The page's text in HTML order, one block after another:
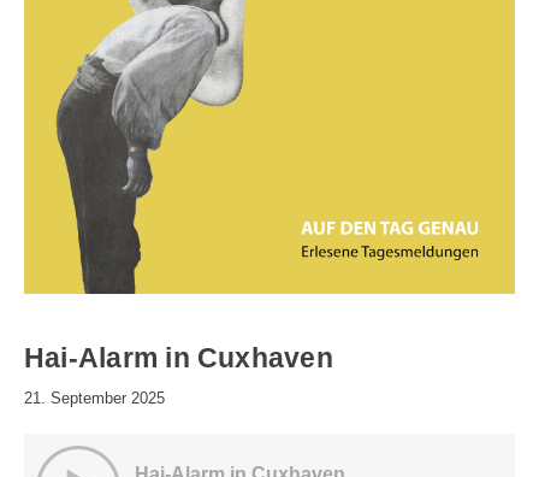
Hai-Alarm in Cuxhaven
21. September 2025